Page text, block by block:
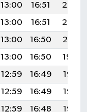
13:00 16:51
20:03
13:00 16:51
20:02
13:00 16:50
20:01
13:00 16:50
19:59
12:59 16:49
19:58
12:59 16:49
19:57
12:59 16:48
19:55